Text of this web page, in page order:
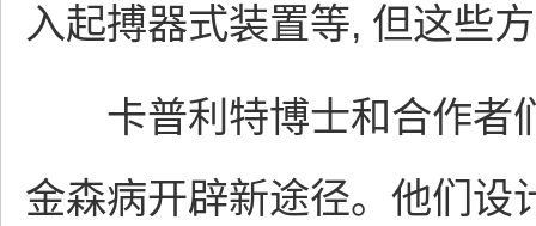
入起搏器式装置等, 但这些
卡普利特博士和合作者
金森病开辟新途径。他们设